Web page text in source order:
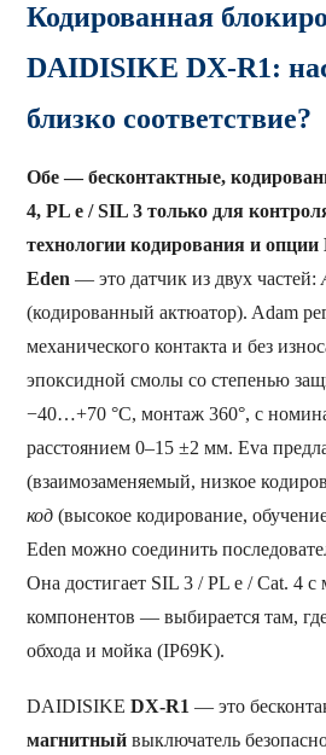
Кодированная
DAIDISIKE DX-R1:
близко соответствие?
Обе — бесконтактные,
4, PL e / SIL 3 только для
технологии кодирования и
Eden — это датчик из двух частей:
(кодированный актюатор). Adam
механического контакта и без
эпоксидной смолы со степенью
−40…+70 °C, монтаж 360°, с
расстоянием 0–15 ±2 мм. Eva
(взаимозаменяемый, низкое
код (высокое кодирование,
Eden можно соединить
Она достигает SIL 3 / PL e / Cat. 4
компонентов — выбирается там,
обхода и мойка (IP69K).
DAIDISIKE DX-R1 — это
магнитный выключатель